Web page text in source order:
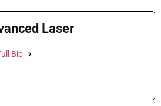
Laser
Bio